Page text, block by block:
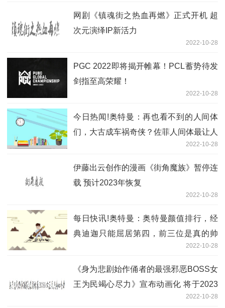
网剧《镇魂街之热血再燃》正式开机 超
次元演绎IP新活力
2022-10-28
PGC 2022即将揭开帷幕！PCL蓄势待发
剑指至高荣耀！
2022-10-28
今日热闻!奥特曼：再也看不到的人间体
们，大古成车祸奇侠？佐菲人间体最让人
2022-10-28
伊藤出云创作的漫画《街角魔族》暂停连
载 预计2023年恢复
2022-10-28
每日快讯!奥特曼：奥特曼颜值排行，经
典迪迦只能屈居第四，前三位是真的帅
2022-10-28
《身为悲剧始作俑者的最强邪恶BOSS女
王为民竭心尽力》宣布动画化 将于2023
2022-10-28